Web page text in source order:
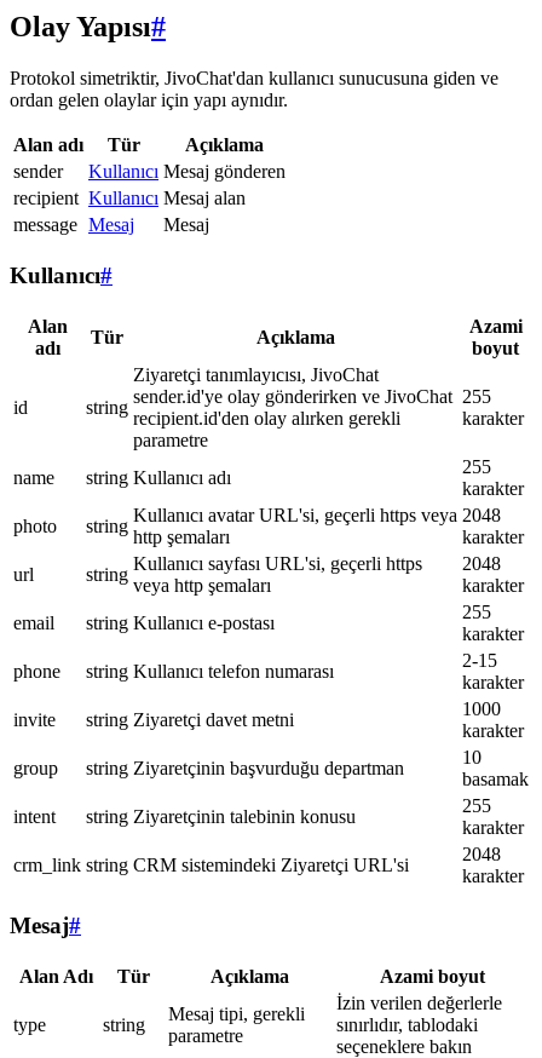
Olay Yapısı#
Protokol simetriktir, JivoChat'dan kullanıcı sunucusuna giden ve
ordan gelen olaylar için yapı aynıdır.
Alan adı Tür
Açıklama
sender
Kullanıcı Mesaj gönderen
recipient Kullanıcı Mesaj alan
message Mesaj Mesaj
Kullanıcı#
Alan
adı
Tür Açıklama
Azami
boyut
id string
Ziyaretçi tanımlayıcısı, JivoChat
sender.id'ye olay gönderirken ve JivoChat
recipient.id'den olay alırken gerekli
parametre
255
karakter
name string Kullanıcı adı
255
karakter
photo
string
Kullanıcı avatar URL'si, geçerli https veya
http şemaları
2048
karakter
url
string
Kullanıcı sayfası URL'si, geçerli https
veya http şemaları
2048
karakter
email
string Kullanıcı e-postası
255
karakter
phone
string Kullanıcı telefon numarası
2-15
karakter
invite
string Ziyaretçi davet metni
1000
karakter
group
string Ziyaretçinin başvurduğu departman
10
basamak
intent
string Ziyaretçinin talebinin konusu
255
karakter
crm_link string CRM sistemindeki Ziyaretçi URL'si
2048
karakter
Mesaj#
Alan Adı Tür Açıklama Azami boyut
type string
Mesaj tipi, gerekli
parametre
İzin verilen değerlerle
sınırlıdır, tablodaki
seçeneklere bakın